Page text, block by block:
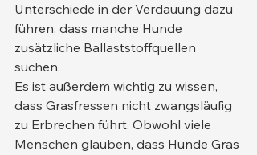
Unterschiede in der Verdauung dazu
führen, dass manche Hunde
zusätzliche Ballaststoffquellen
suchen.
Es ist außerdem wichtig zu wissen,
dass Grasfressen nicht zwangsläufig
zu Erbrechen führt. Obwohl viele
Menschen glauben, dass Hunde Gras